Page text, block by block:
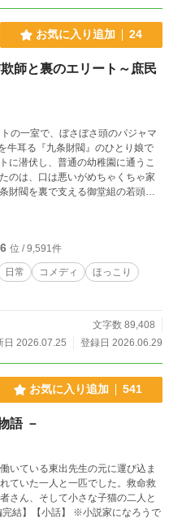
お気に入り追加 24
師と裏のエリート～庶民
の一室で、ぼさぼさ頭のパジャマ
財閥を裏で支える御堂組の若頭、
ムトーストの美味しさを知り、た
だちを作り、公園で泥団子をこね
令嬢を狙う危険な影も動いてい
ラする。 これは、普通
位 / 9,591件
日常 コメディ
ほっこり
文字数 89,408
日 2026.07.25
登録日 2026.06.29
お気に入り追加 541
語 －
いている東出先生の元に運び込ま
ていた一人と一匹でした。救命救
さん、そして小さな子猫の二人と
】 ※小説家になろうで